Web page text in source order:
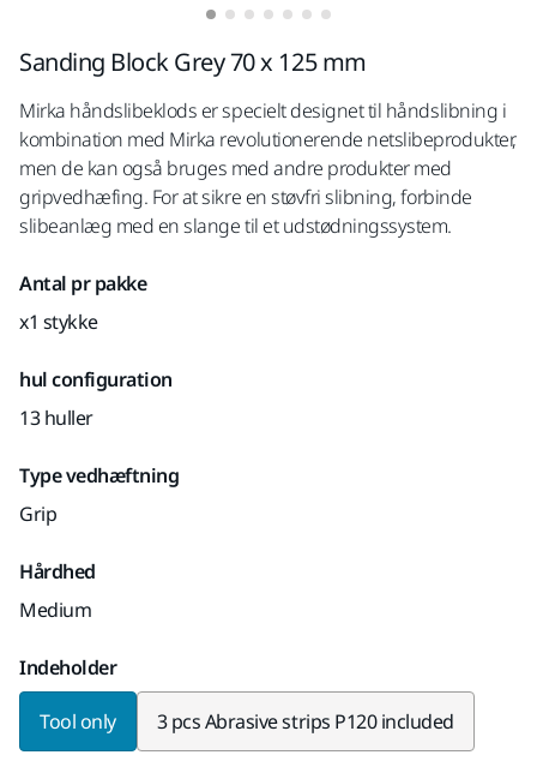
Sanding Block Grey 70 x 125 mm
Mirka håndslibeklods er specielt designet til håndslibning i
kombination med Mirka revolutionerende netslibeprodukter,
men de kan også bruges med andre produkter med
gripvedhæfing. For at sikre en støvfri slibning, forbinde
slibeanlæg med en slange til et udstødningssystem.
Antal pr pakke
x1 stykke
hul configuration
13 huller
Type vedhæftning
Grip
Hårdhed
Medium
Indeholder
Tool only 3 pcs Abrasive strips P120 included